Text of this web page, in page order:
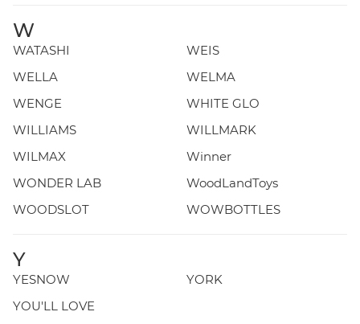
W
WATASHI
WEIS
WELLA
WELMA
WENGE
WHITE GLO
WILLIAMS
WILLMARK
WILMAX
Winner
WONDER LAB
WoodLandToys
WOODSLOT
WOWBOTTLES
Y
YESNOW
YORK
YOU'LL LOVE